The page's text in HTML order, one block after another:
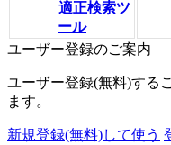
適正検索ツ
ール
ユーザー登録のご案内
ユーザー登録(無料)する
ます。
新規登録(無料)して使う